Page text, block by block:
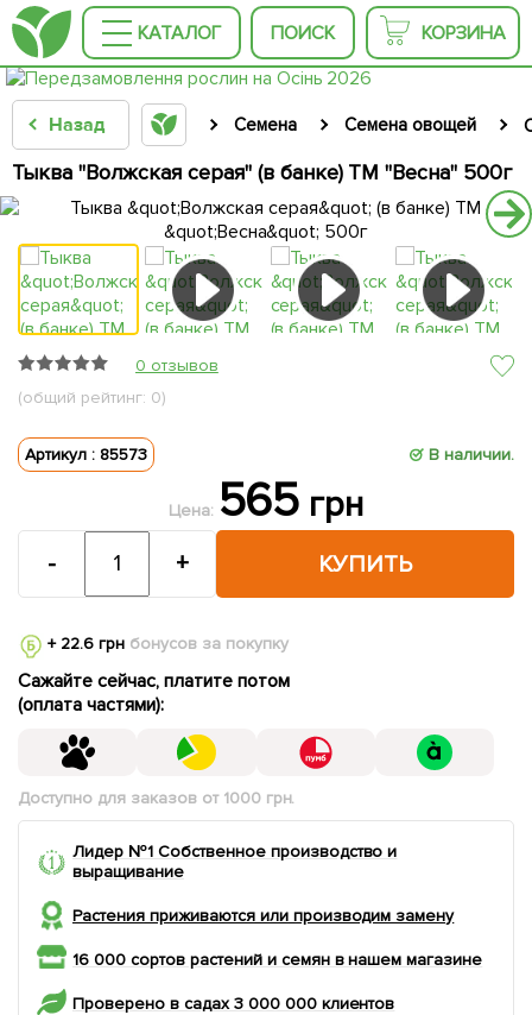
КАТАЛОГ ПОИСК КОРЗИНА
Назад Семена Семена овощей
Тыква "Волжская серая" (в банке) ТМ "Весна" 500г
0 отзывов
(общий рейтинг: 0)
Артикул : 85573 В наличии.
Цена: 565 грн
КУПИТЬ
- +
+ 22.6 грнбонусов за покупку
Сажайте сейчас, платите потом
(оплата частями):
Доступно для заказов от 1000 грн.
Лидер №1 Собственное производство и
выращивание
Растения приживаются или производим замену
16 000 сортов растений и семян в нашем магазине
Проверено в садах 3 000 000 клиентов